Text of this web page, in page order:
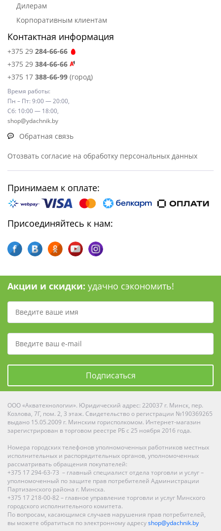
Дилерам
Корпоративным клиентам
Контактная информация
+375 29 284-66-66
+375 29 384-66-66
+375 17 388-66-99 (город)
Время работы:
Пн – Пт: 9:00 — 20:00,
Сб: 10:00 — 18:00,
shop@ydachnik.by
Обратная связь
Отозвать согласие на обработку персональных данных
Принимаем к оплате:
Присоединяйтесь к нам:
Акции и скидки: удачно сэкономить!
Подписаться
ООО «Акватехнологии». Юридический адрес: 220037 г. Минск, пер.
Козлова, 7Г, пом. 2, 3 этаж. Свидетельство о регистрации №190369265
выдано 15.05.2009 г. Минским горисполкомом. Интернет-магазин
зарегистрирован в торговом реестре РБ с 25 ноября 2016 года.
Номера городских телефонов уполномоченных работников местных
исполнительных и распорядительных органов, уполномоченных
рассматривать обращения покупателей:
+375 17 294-63-73 – главный специалист отдела торговли и услуг –
уполномоченный по защите прав потребителей Администрации
Партизанского района г. Минска.
+375 17 218-00-82 – главное управление торговли и услуг Минского
городского исполнительного комитета.
По вопросам, касающимся случаев нарушения прав потребителей,
вы можете обратиться по электронному адресуshop@ydachnik.by